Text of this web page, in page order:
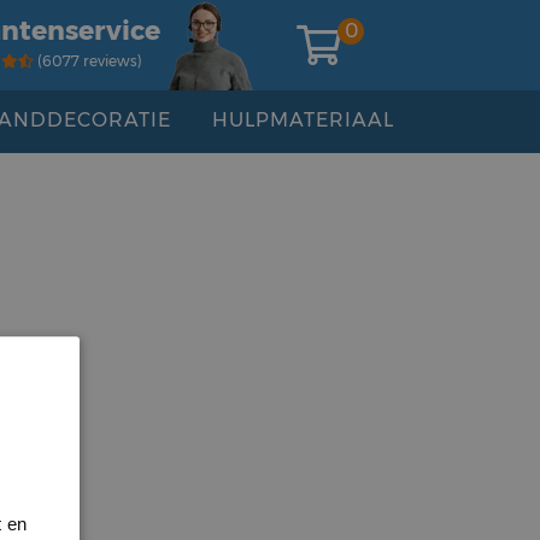
(6077 reviews)
0
HULPMATERIAAL
en